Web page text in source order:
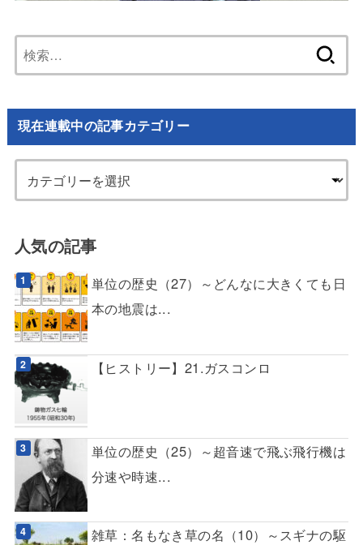
索:
現在連載中の記事カテゴリー
人気の記事
単位の歴史（27）～どんなに大きくても日
本の地震は...
【ヒストリー】21.ガスコンロ
単位の歴史（25）～超音速で飛ぶ飛行機は
分速や時速...
雑草：名もなき草の名（10）～スギナの駆